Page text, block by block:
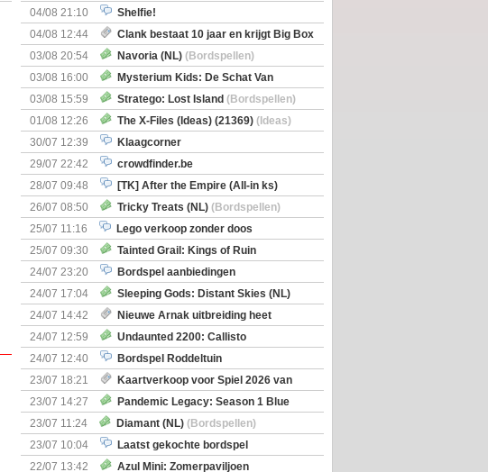
Prijsverlagingen, Imperium Horizons, 20 Strong
04/08 21:10
Shelfie!
04/08 12:44
Clank bestaat 10 jaar en krijgt Big Box
+ nieuwe uitbreiding
03/08 20:54 Navoria (NL) (Bordspellen)
03/08 16:00
Mysterium Kids: De Schat Van
Kapitein Boe
(Bordspellen)
03/08 15:59 Stratego: Lost Island (Bordspellen)
01/08 12:26
The X-Files (Ideas) (21369) (Ideas)
30/07 12:39
Klaagcorner
29/07 22:42
crowdfinder.be
28/07 09:48
[TK] After the Empire (All-in ks)
26/07 08:50
Tricky Treats (NL) (Bordspellen)
25/07 11:16
Lego verkoop zonder doos
25/07 09:30
Tainted Grail: Kings of Ruin
Uitbreiding: Wyrd Encounters(Bordspellen)
24/07 23:20
Bordspel aanbiedingen
24/07 17:04
Sleeping Gods: Distant Skies (NL)
(Bordspellen)
24/07 14:42
Nieuwe Arnak uitbreiding heet
Surprise Shipments
24/07 12:59
Undaunted 2200: Callisto
(Bordspellen)
24/07 12:40
Bordspel Roddeltuin
23/07 18:21
Kaartverkoop voor Spiel 2026 van
start
23/07 14:27
Pandemic Legacy: Season 1 Blue
(Bordspellen)
23/07 11:24 Diamant (NL) (Bordspellen)
23/07 10:04
Laatst gekochte bordspel
22/07 13:42
Azul Mini: Zomerpaviljoen